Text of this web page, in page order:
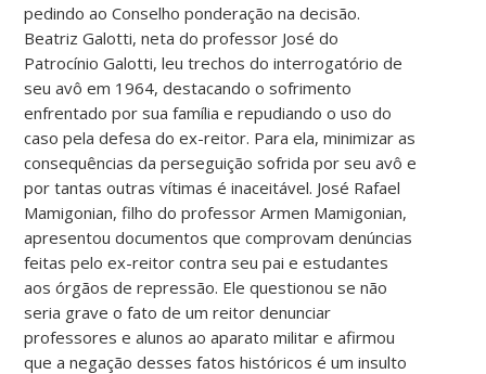
pedindo ao Conselho ponderação na decisão.
Beatriz Galotti, neta do professor José do
Patrocínio Galotti, leu trechos do interrogatório de
seu avô em 1964, destacando o sofrimento
enfrentado por sua família e repudiando o uso do
caso pela defesa do ex-reitor. Para ela, minimizar as
consequências da perseguição sofrida por seu avô e
por tantas outras vítimas é inaceitável. José Rafael
Mamigonian, filho do professor Armen Mamigonian,
apresentou documentos que comprovam denúncias
feitas pelo ex-reitor contra seu pai e estudantes
aos órgãos de repressão. Ele questionou se não
seria grave o fato de um reitor denunciar
professores e alunos ao aparato militar e afirmou
que a negação desses fatos históricos é um insulto